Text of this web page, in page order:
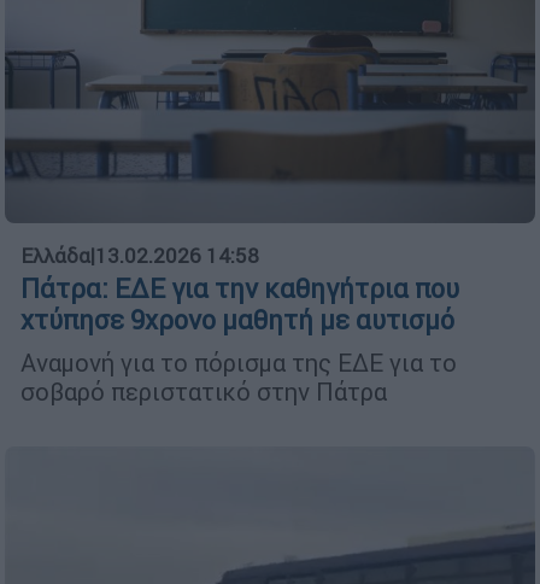
Ελλάδα|13.02.2026 14:58
Πάτρα: ΕΔΕ για την καθηγήτρια που
χτύπησε 9χρονο μαθητή με αυτισμό
Αναμονή για το πόρισμα της ΕΔΕ για το
σοβαρό περιστατικό στην Πάτρα